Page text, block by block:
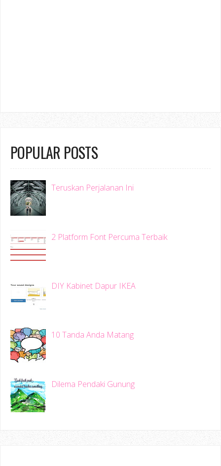
POPULAR POSTS
Teruskan Perjalanan Ini
2 Platform Font Percuma Terbaik
DIY Kabinet Dapur IKEA
10 Tanda Anda Matang
Dilema Pendaki Gunung